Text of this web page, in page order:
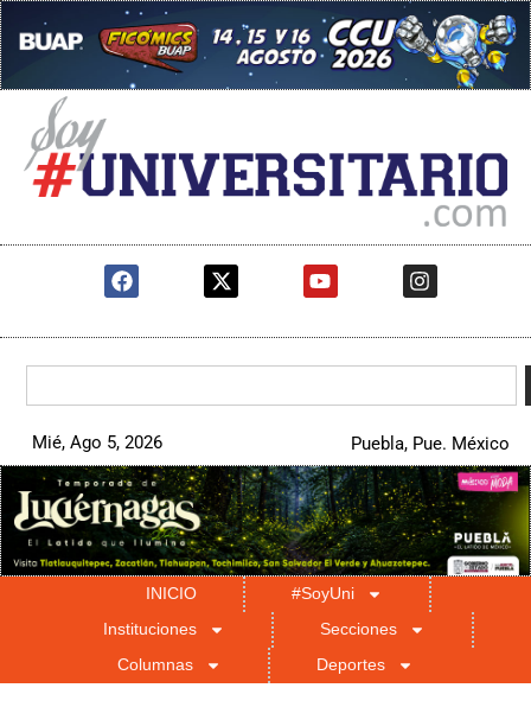
Mié, Ago 5, 2026 Puebla, Pue. México
INICIO
#SoyUni
Instituciones
Secciones
Columnas
Deportes